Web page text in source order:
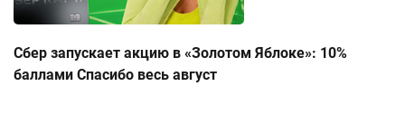
Сбер запускает акцию в «Золотом Яблоке»: 10%
баллами Спасибо весь август